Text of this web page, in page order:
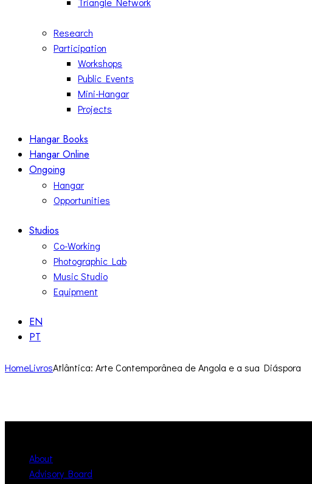
Research
Participation
Workshops
Public Events
Mini-Hangar
Projects
Hangar Books
Hangar Online
Ongoing
Hangar
Opportunities
Studios
Co-Working
Photographic Lab
Music Studio
Equipment
EN
PT
HomeLivrosAtlântica: Arte Contemporânea de Angola e a sua Diáspora
About
Advisory Board